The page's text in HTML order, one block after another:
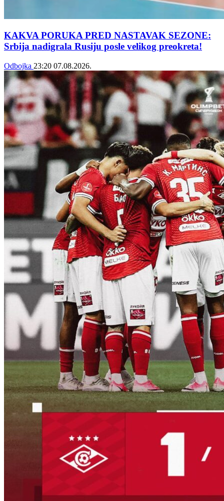
KAKVA PORUKA PRED NASTAVAK SEZONE:
Srbija nadigrala Rusiju posle velikog preokreta!
Odbojka 23:20 07.08.2026.